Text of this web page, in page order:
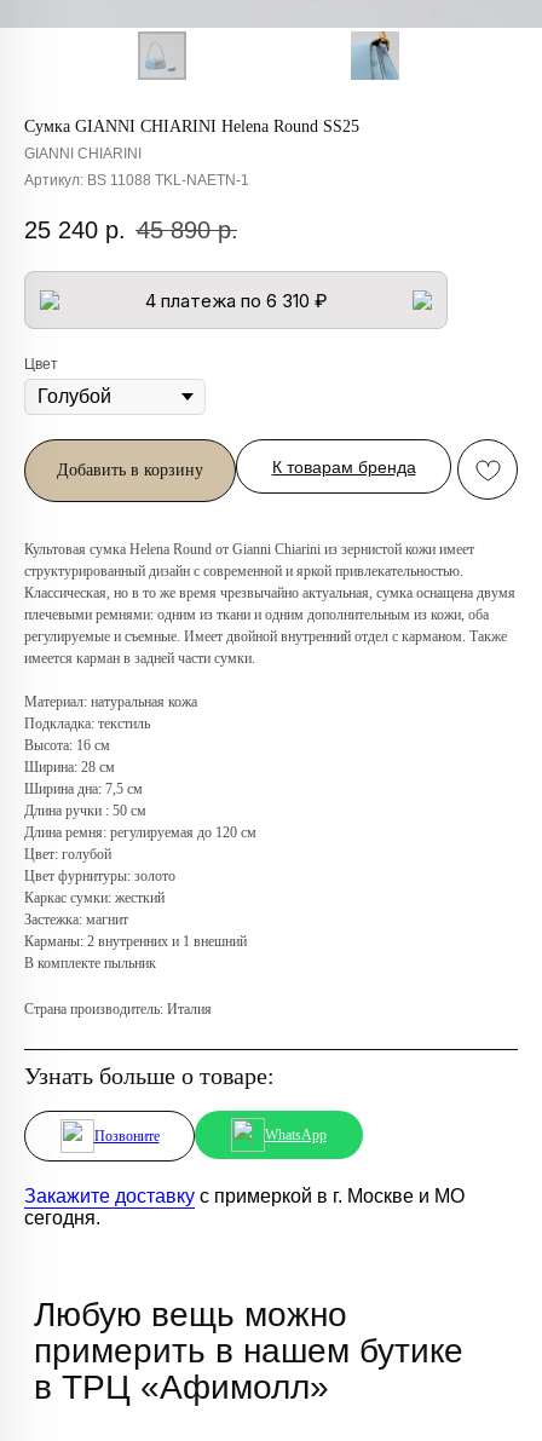
Сумка GIANNI CHIARINI Helena Round SS25
GIANNI CHIARINI
Артикул: BS 11088 TKL-NAETN-1
25 240 р. 45 890 р.
4 платежа по 6 310 ₽
Цвет
Добавить в корзину К товарам бренда
Культовая сумка Helena Round от Gianni Chiarini из зернистой кожи имеет
структурированный дизайн с современной и яркой привлекательностью.
Классическая, но в то же время чрезвычайно актуальная, сумка оснащена двумя
плечевыми ремнями: одним из ткани и одним дополнительным из кожи, оба
регулируемые и съемные. Имеет двойной внутренний отдел с карманом. Также
имеется карман в задней части сумки.
Материал: натуральная кожа
Подкладка: текстиль
Высота: 16 см
Ширина: 28 см
Ширина дна: 7,5 см
Длина ручки : 50 см
Длина ремня: регулируемая до 120 см
Цвет: голубой
Цвет фурнитуры: золото
Каркас сумки: жесткий
Застежка: магнит
Карманы: 2 внутренних и 1 внешний
В комплекте пыльник
Страна производитель: Италия
Узнать больше о товаре:
Позвоните WhatsApp
Закажите доставку с примеркой в г. Москве и МО
сегодня.
Любую вещь можно
примерить в нашем бутике
в ТРЦ «Афимолл»
Адрес:Москва, Пресненская наб.,
д.2, ТРЦ «Афимолл», 1 этаж
Телефон: +7 (966) 019-41-76